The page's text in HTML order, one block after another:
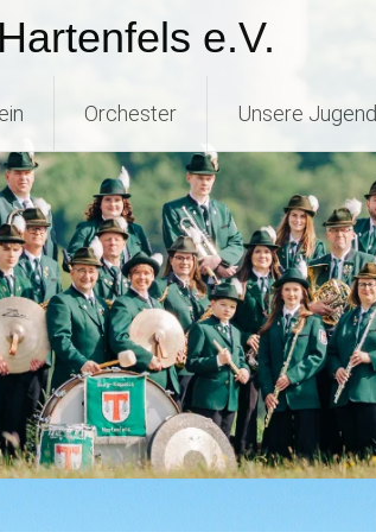
e.V.
Orchester Unsere Jugend